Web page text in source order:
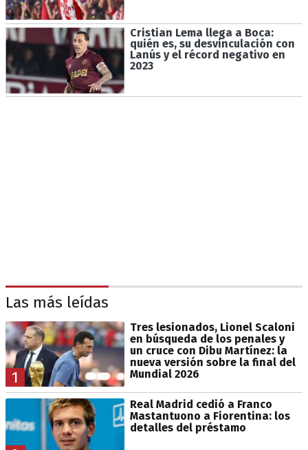
Cristian Lema llega a Boca:
quién es, su desvinculación con
Lanús y el récord negativo en
2023
Las más leídas
1
Tres lesionados, Lionel Scaloni
en búsqueda de los penales y
un cruce con Dibu Martínez: la
nueva versión sobre la final del
Mundial 2026
Real Madrid cedió a Franco
Mastantuono a Fiorentina: los
detalles del préstamo